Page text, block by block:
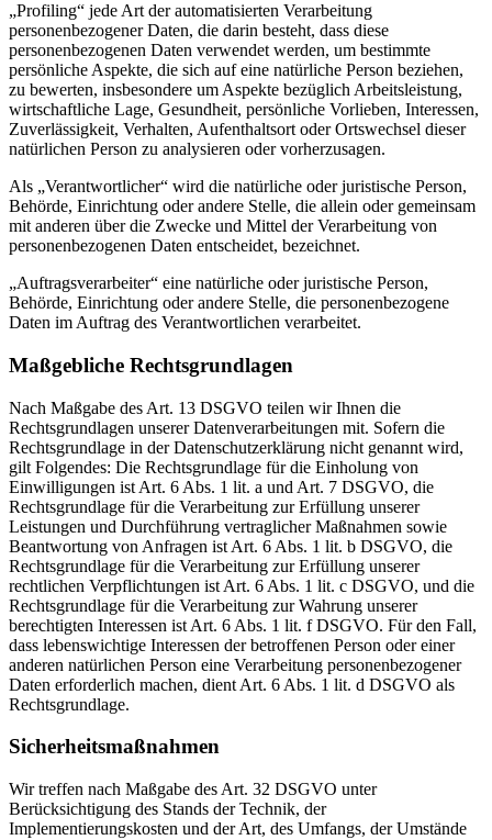
„Profiling“ jede Art der automatisierten Verarbeitung
personenbezogener Daten, die darin besteht, dass diese
personenbezogenen Daten verwendet werden, um bestimmte
persönliche Aspekte, die sich auf eine natürliche Person beziehen,
zu bewerten, insbesondere um Aspekte bezüglich Arbeitsleistung,
wirtschaftliche Lage, Gesundheit, persönliche Vorlieben, Interessen,
Zuverlässigkeit, Verhalten, Aufenthaltsort oder Ortswechsel dieser
natürlichen Person zu analysieren oder vorherzusagen.
Als „Verantwortlicher“ wird die natürliche oder juristische Person,
Behörde, Einrichtung oder andere Stelle, die allein oder gemeinsam
mit anderen über die Zwecke und Mittel der Verarbeitung von
personenbezogenen Daten entscheidet, bezeichnet.
„Auftragsverarbeiter“ eine natürliche oder juristische Person,
Behörde, Einrichtung oder andere Stelle, die personenbezogene
Daten im Auftrag des Verantwortlichen verarbeitet.
Maßgebliche Rechtsgrundlagen
Nach Maßgabe des Art. 13 DSGVO teilen wir Ihnen die
Rechtsgrundlagen unserer Datenverarbeitungen mit. Sofern die
Rechtsgrundlage in der Datenschutzerklärung nicht genannt wird,
gilt Folgendes: Die Rechtsgrundlage für die Einholung von
Einwilligungen ist Art. 6 Abs. 1 lit. a und Art. 7 DSGVO, die
Rechtsgrundlage für die Verarbeitung zur Erfüllung unserer
Leistungen und Durchführung vertraglicher Maßnahmen sowie
Beantwortung von Anfragen ist Art. 6 Abs. 1 lit. b DSGVO, die
Rechtsgrundlage für die Verarbeitung zur Erfüllung unserer
rechtlichen Verpflichtungen ist Art. 6 Abs. 1 lit. c DSGVO, und die
Rechtsgrundlage für die Verarbeitung zur Wahrung unserer
berechtigten Interessen ist Art. 6 Abs. 1 lit. f DSGVO. Für den Fall,
dass lebenswichtige Interessen der betroffenen Person oder einer
anderen natürlichen Person eine Verarbeitung personenbezogener
Daten erforderlich machen, dient Art. 6 Abs. 1 lit. d DSGVO als
Rechtsgrundlage.
Sicherheitsmaßnahmen
Wir treffen nach Maßgabe des Art. 32 DSGVO unter
Berücksichtigung des Stands der Technik, der
Implementierungskosten und der Art, des Umfangs, der Umstände